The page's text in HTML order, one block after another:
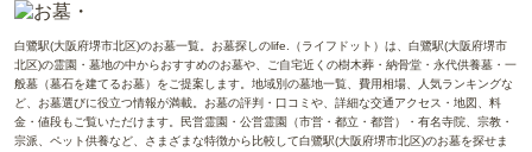
白鷺駅(大阪府堺市北区)のお墓一覧。お墓探しのlife.（ライフドット）は、白鷺駅(大阪府堺市
北区)の霊園・墓地の中からおすすめのお墓や、ご自宅近くの樹木葬・納骨堂・永代供養墓・一
般墓（墓石を建てるお墓）をご提案します。地域別の墓地一覧、費用相場、人気ランキングな
ど、お墓選びに役立つ情報が満載。お墓の評判・口コミや、詳細な交通アクセス・地図、料
金・値段もご覧いただけます。民営霊園・公営霊園（市営・都立・都営）・有名寺院、宗教・
宗派、ペット供養など、さまざまな特徴から比較して白鷺駅(大阪府堺市北区)のお墓を探せま